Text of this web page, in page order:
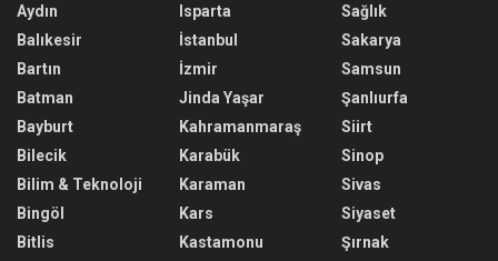
Aydın
Balıkesir
Bartın
Batman
Bayburt
Bilecik
Bilim & Teknoloji
Bingöl
Bitlis
Isparta
İstanbul
İzmir
Jinda Yaşar
Kahramanmaraş
Karabük
Karaman
Kars
Kastamonu
Sağlık
Sakarya
Samsun
Şanlıurfa
Siirt
Sinop
Sivas
Siyaset
Şırnak